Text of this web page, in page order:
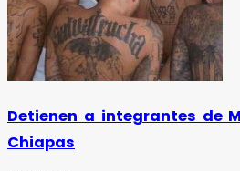
Detienen a integrantes de
Chiapas